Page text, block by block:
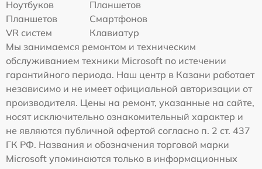
Ноутбуков
Планшетов
Планшетов
Смартфонов
VR систем
Клавиатур
Мы занимаемся ремонтом и техническим
обслуживанием техники Microsoft по истечении
гарантийного периода. Наш центр в Казани работает
независимо и не имеет официальной авторизации от
производителя. Цены на ремонт, указанные на сайте,
носят исключительно ознакомительный характер и
не являются публичной офертой согласно п. 2 ст. 437
ГК РФ. Названия и обозначения торговой марки
Microsoft упоминаются только в информационных